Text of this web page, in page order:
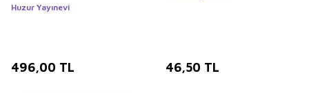
Huzur Yayınevi
496,00 TL 46,50 TL